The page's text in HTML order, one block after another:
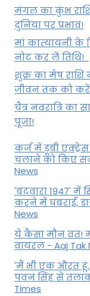
मंगल का कुंभ
दुनिया पर प्रभाव!
मां कात्‍यायनी के
नोट कर लें तिथि!
शुक्र का मेष
जीवन तक को
चैत्र नवरात्रि का
पूजा!
कर्ज में डूबी
चलाने को किए
News
'बंटवारा 1947' में
करने में घबराईं,
News
ये कैसा मौन व्रत!
वायरल - Aaj Tak
'मैं भी एक औरत हूं,
पवन सिंह से तलाक
Times